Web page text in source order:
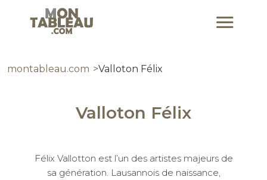
montableau.com Valloton Félix
Valloton Félix
Félix Vallotton est l’un des artistes majeurs de
sa génération. Lausannois de naissance,